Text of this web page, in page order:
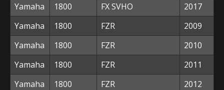
Yamaha
1800 FX SVHO
2017
Yamaha
1800 FZR
2009
Yamaha
1800 FZR
2010
Yamaha
1800 FZR
2011
Yamaha
1800 FZR
2012